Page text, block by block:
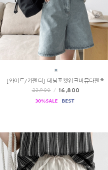
[와이드/카펜더] 데님포켓워크버뮤다팬츠
23,900 / 16,800